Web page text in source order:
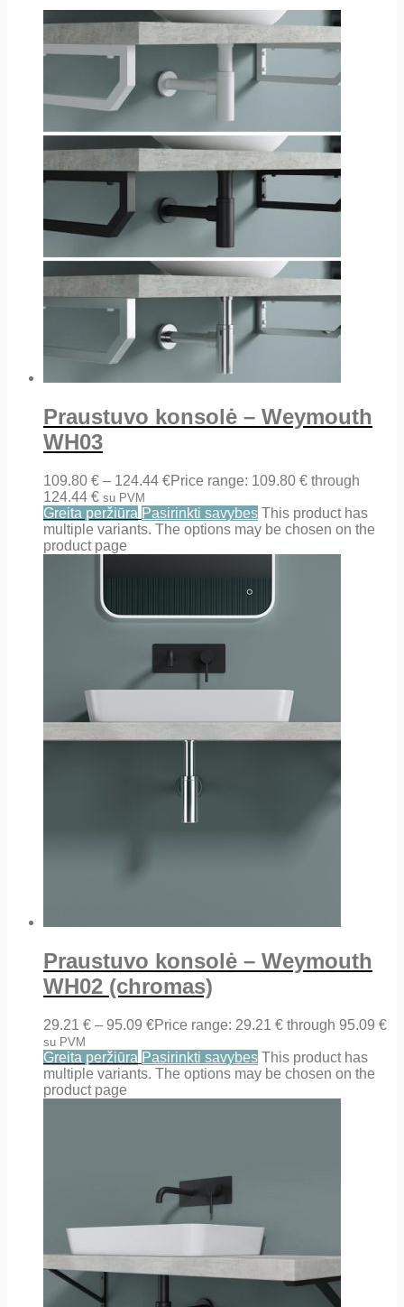
Praustuvo konsolė – Weymouth
WH03
109.80 € – 124.44 €Price range: 109.80 € through
124.44 € su PVM
Greita peržiūra Pasirinkti savybes This product has
multiple variants. The options may be chosen on the
product page
Praustuvo konsolė – Weymouth
WH02 (chromas)
29.21 € – 95.09 €Price range: 29.21 € through 95.09 €
su PVM
Greita peržiūra Pasirinkti savybes This product has
multiple variants. The options may be chosen on the
product page